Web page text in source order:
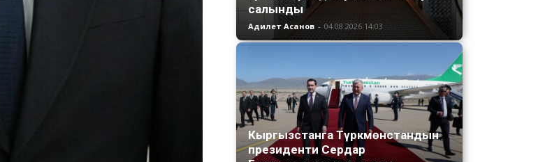
салынды
Адилет Асанов - 04.08.2026 14:03
Кыргызстанга Түркмөнстандын
президенти Сердар